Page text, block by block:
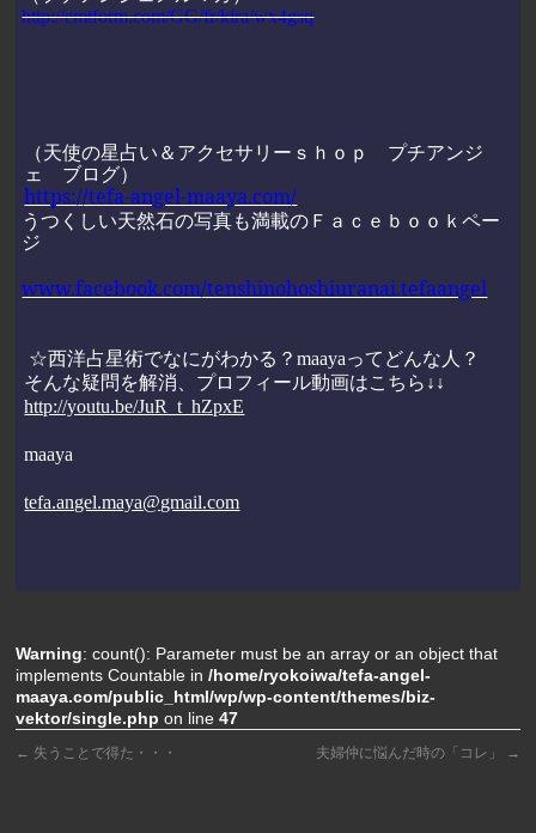
http://emtform.com/GG/fr/kira/wx4gsq
（天使の星占い＆アクセサリーｓｈｏｐ プチアンジ
ェ ブログ）
https://tefa-angel-maaya.com/
うつくしい天然石の写真も満載のＦａｃｅｂｏｏｋペー
ジ
www.facebook.com/tenshinohoshiuranai.tefaangel
☆西洋占星術でなにがわかる？maayaってどんな人？
そんな疑問を解消、プロフィール動画はこちら↓↓
http://youtu.be/JuR_t_hZpxE
maaya
tefa.angel.maya@gmail.com
Warning: count(): Parameter must be an array or an object that
implements Countable in/home/ryokoiwa/tefa-angel-
maaya.com/public_html/wp/wp-content/themes/biz-
vektor/single.php on line47
← 失うことで得た・・・ 夫婦仲に悩んだ時の「コレ」 →